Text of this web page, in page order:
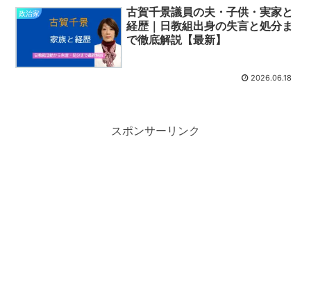
政治家
古賀千景議員の夫・子供・実家と
経歴｜日教組出身の失言と処分ま
で徹底解説【最新】
2026.06.18
スポンサーリンク